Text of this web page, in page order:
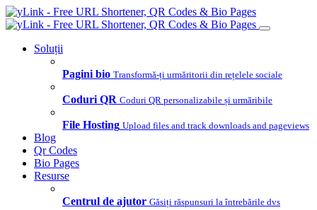
Soluții
Pagini bio Transformă-ți urmăritorii din rețelele sociale
Coduri QR Coduri QR personalizabile și urmăribile
File Hosting Upload files and track downloads and pageviews
Blog
Qr Codes
Bio Pages
Resurse
Centrul de ajutor Găsiți răspunsuri la întrebările dvs